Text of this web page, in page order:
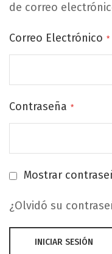
de correo
Correo Electrónico
Contraseña
Mostrar
INICIAR SESIÓN
¿Olvidó su